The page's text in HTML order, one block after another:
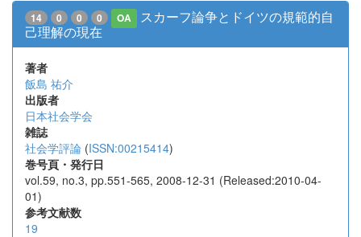
14 0 0 0 OA
スカーフ論争とドイツの規範的自
己理解の現在
著者
飯島 祐介
出版者
日本社会学会
雑誌
社会学評論 (ISSN:00215414)
巻号頁・発行日
vol.59, no.3, pp.551-565, 2008-12-31 (Released:2010-04-
01)
参考文献数
19